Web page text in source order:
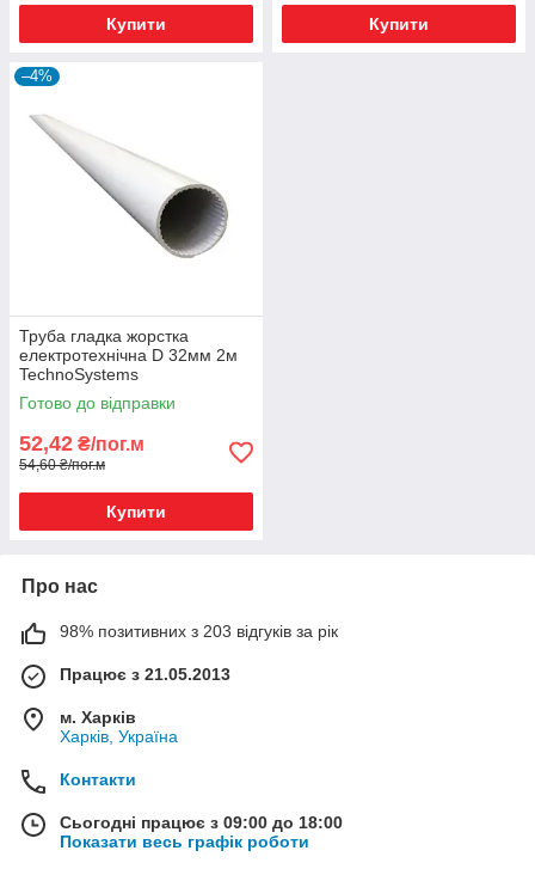
Купити Купити
–4%
Труба гладка жорстка
електротехнічна D 32мм 2м
TechnoSystems
Готово до відправки
52,42 ₴/пог.м
54,60 ₴/пог.м
Купити
Про нас
98% позитивних з 203 відгуків за рік
Працює з 21.05.2013
м. Харків
Харків, Україна
Контакти
Сьогодні працює з 09:00 до 18:00
Показати весь графік роботи